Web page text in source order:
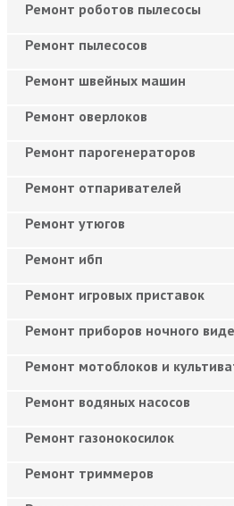
Ремонт роботов пылесосы
Ремонт пылесосов
Ремонт швейных машин
Ремонт оверлоков
Ремонт парогенераторов
Ремонт отпаривателей
Ремонт утюгов
Ремонт ибп
Ремонт игровых приставок
Ремонт приборов ночного
Ремонт мотоблоков и
Ремонт водяных насосов
Ремонт газонокосилок
Ремонт триммеров